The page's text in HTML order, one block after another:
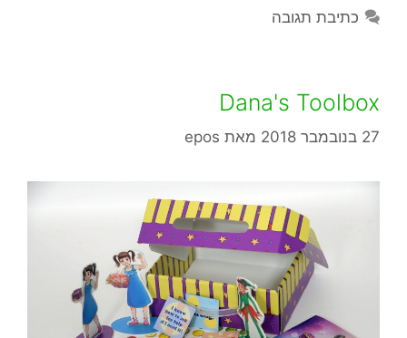
כתיבת תגובה
Dana's Toolbox
27 בנובמבר 2018 מאת epos